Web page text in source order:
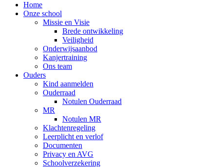
Home
Onze school
Missie en Visie
Brede ontwikkeling
Veiligheid
Onderwijsaanbod
Kanjertraining
Ons team
Ouders
Kind aanmelden
Ouderraad
Notulen Ouderraad
MR
Notulen MR
Klachtenregeling
Leerplicht en verlof
Documenten
Privacy en AVG
Schoolverzekering